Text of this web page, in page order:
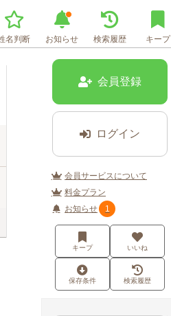
名判断 お知らせ 検索履歴 キープ
会員登録
ログイン
会員サービスについて
料金プラン
お知らせ
1
キープ いいね
保存条件 検索履歴